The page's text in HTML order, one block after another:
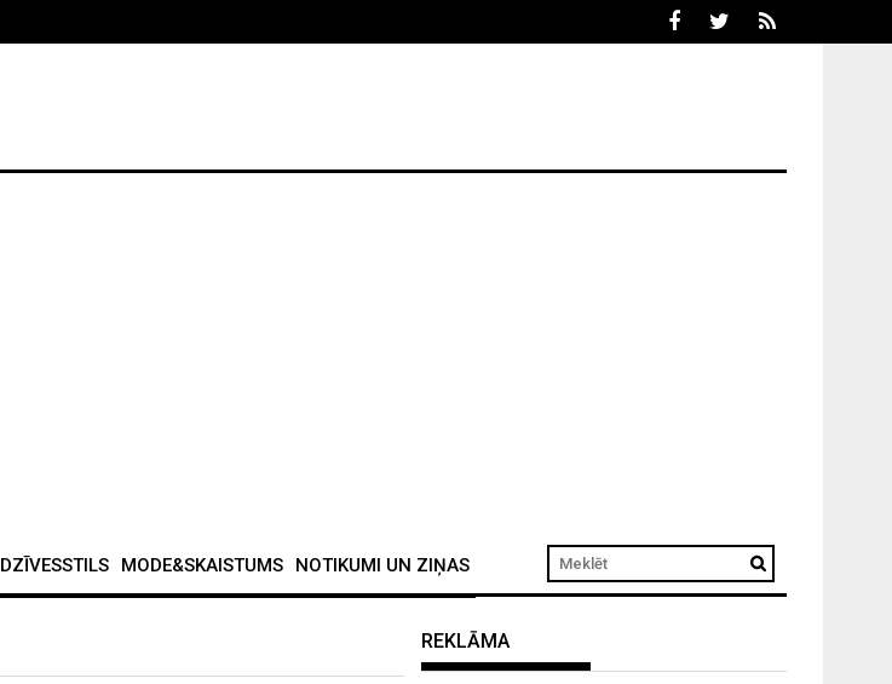
DZĪVESSTILS MODE&SKAISTUMS NOTIKUMI UN ZIŅAS
REKLĀMA